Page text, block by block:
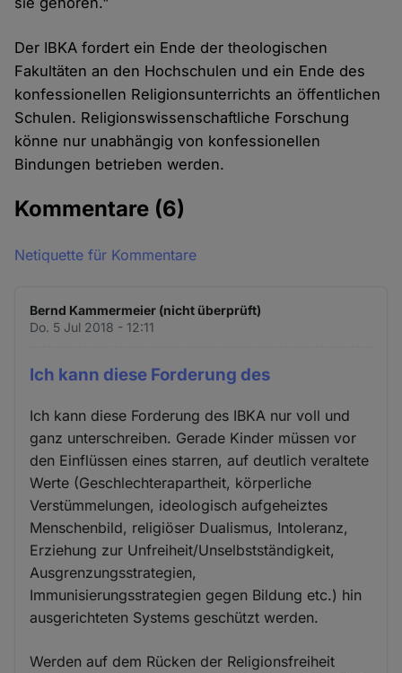
Der IBKA fordert ein Ende der theologischen
Fakultäten an den Hochschulen und ein Ende des
konfessionellen Religionsunterrichts an öffentlichen
Schulen. Religionswissenschaftliche Forschung
könne nur unabhängig von konfessionellen
Bindungen betrieben werden.
Kommentare (6)
Netiquette für Kommentare
Bernd Kammermeier (nicht überprüft)
Do. 5 Jul 2018 - 12:11
Ich kann diese Forderung des
Ich kann diese Forderung des IBKA nur voll und
ganz unterschreiben. Gerade Kinder müssen vor
den Einflüssen eines starren, auf deutlich veraltete
Werte (Geschlechterapartheit, körperliche
Verstümmelungen, ideologisch aufgeheiztes
Menschenbild, religiöser Dualismus, Intoleranz,
Erziehung zur Unfreiheit/Unselbstständigkeit,
Ausgrenzungsstrategien,
Immunisierungsstrategien gegen Bildung etc.) hin
ausgerichteten Systems geschützt werden.
Werden auf dem Rücken der Religionsfreiheit